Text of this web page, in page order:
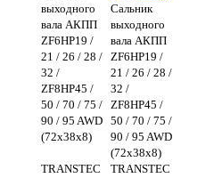
выходного
вала АКПП
ZF6HP19 /
21 / 26 / 28 /
32 /
ZF8HP45 /
50 / 70 / 75 /
90 / 95 AWD
(72x38x8)
TRANSTEC
Сальник
выходного
вала АКПП
ZF6HP19 /
21 / 26 / 28 /
32 /
ZF8HP45 /
50 / 70 / 75 /
90 / 95 AWD
(72x38x8)
TRANSTEC